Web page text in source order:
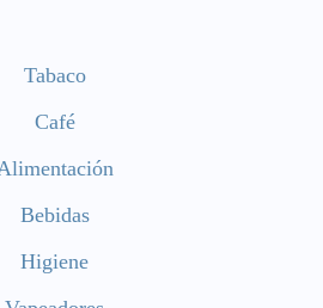
Tabaco
Café
Bebidas
Higiene